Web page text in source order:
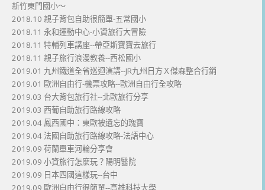
新竹東門國小～
2018.10 親子背包自助很簡單-五常國小
2018.11 永和運動中心-小資旅行大冒險
2018.11 特輔列車講座--帶亞斯寶寶去旅行
2018.11 親子旅行浪漫教養--西松國小
2019.01 九州鐵道全省巡迴演講--JR九州日方Ｘ傑森整合行銷
2019.01 歐洲自由行-機票攻略--歐洲自由行全攻略
2019.03 台大背包旅行社--北歐旅行分享
2019.03 西葡自助旅行路線攻略
2019.04 鳳西國中：東歐被遺忘的瑰寶
2019.04 法國自助旅行路線攻略-法語中心
2019.09 荷蘭單車河輪分享會
2019.09 小資旅行怎麼玩？陽明醫院
2019.09 日本四國這樣玩--台中